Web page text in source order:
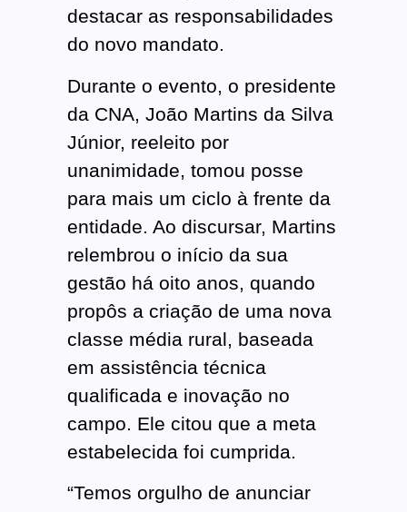
destacar as responsabilidades
do novo mandato.
Durante o evento, o presidente
da CNA, João Martins da Silva
Júnior, reeleito por
unanimidade, tomou posse
para mais um ciclo à frente da
entidade. Ao discursar, Martins
relembrou o início da sua
gestão há oito anos, quando
propôs a criação de uma nova
classe média rural, baseada
em assistência técnica
qualificada e inovação no
campo. Ele citou que a meta
estabelecida foi cumprida.
“Temos orgulho de anunciar